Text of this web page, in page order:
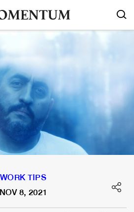
WORK TIPS
NOV 8, 2021